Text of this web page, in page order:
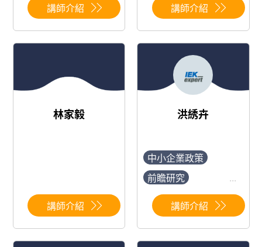
講師介紹 講師介紹
林家毅
講師介紹
洪綉卉
中小企業政策
前瞻研究
平面顯示器總體
產業競爭力
科技人才政策
...
講師介紹